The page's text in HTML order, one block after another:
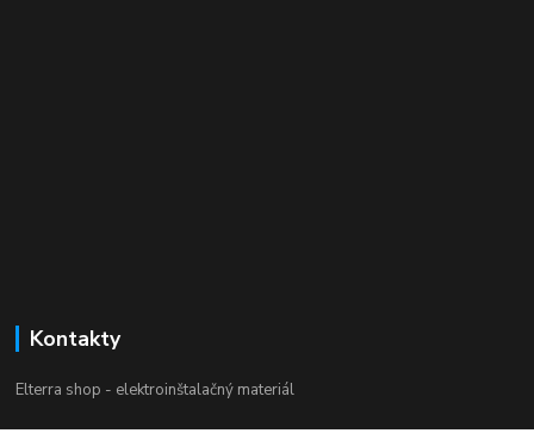
Kontakty
Elterra shop - elektroinštalačný materiál